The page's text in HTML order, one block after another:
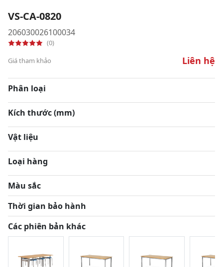
VS-CA-0820
206030026100034
(0)
Giá tham khảo
Liên hệ
Phân loại
Kích thước (mm)
Vật liệu
Loại hàng
Màu sắc
Thời gian bảo hành
Các phiên bản khác